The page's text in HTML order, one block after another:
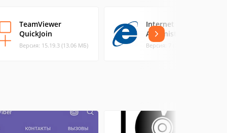
TeamViewer
QuickJoin
Версия: 15.19.3 (13.06 МБ)
Internet Explorer
Administration Kit
Версия: 7 (2.16 МБ)